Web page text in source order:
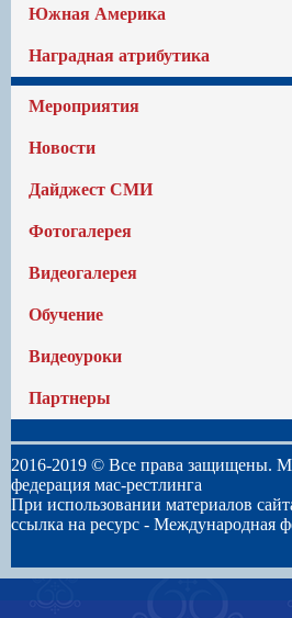
Южная Америка
Наградная атрибутика
Мероприятия
Новости
Дайджест СМИ
Фотогалерея
Видеогалерея
Обучение
Видеоуроки
Партнеры
2016-2019 © Все права защищены.
федерация мас-рестлинга
При использовании материалов
ссылка на ресурс - Международная